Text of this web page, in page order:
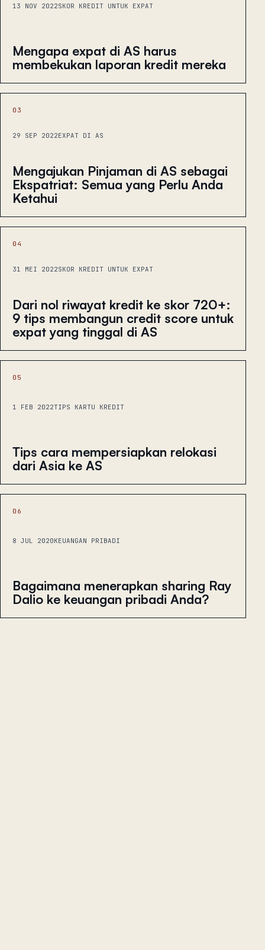
13 NOV 2022SKOR KREDIT UNTUK EXPAT
Mengapa expat di AS harus
membekukan laporan kredit mereka
03
29 SEP 2022EXPAT DI AS
Mengajukan Pinjaman di AS sebagai
Ekspatriat: Semua yang Perlu Anda
Ketahui
04
31 MEI 2022SKOR KREDIT UNTUK EXPAT
Dari nol riwayat kredit ke skor 720+:
9 tips membangun credit score untuk
expat yang tinggal di AS
05
1 FEB 2022TIPS KARTU KREDIT
Tips cara mempersiapkan relokasi
dari Asia ke AS
06
8 JUL 2020KEUANGAN PRIBADI
Bagaimana menerapkan sharing Ray
Dalio ke keuangan pribadi Anda?